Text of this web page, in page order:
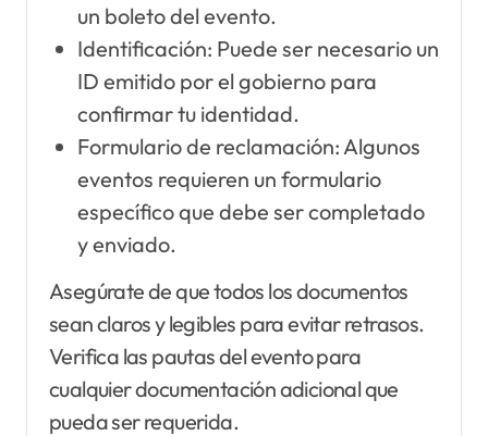
un boleto del evento.
Identificación: Puede ser necesario un
ID emitido por el gobierno para
confirmar tu identidad.
Formulario de reclamación: Algunos
eventos requieren un formulario
específico que debe ser completado
y enviado.
Asegúrate de que todos los documentos
sean claros y legibles para evitar retrasos.
Verifica las pautas del evento para
cualquier documentación adicional que
pueda ser requerida.